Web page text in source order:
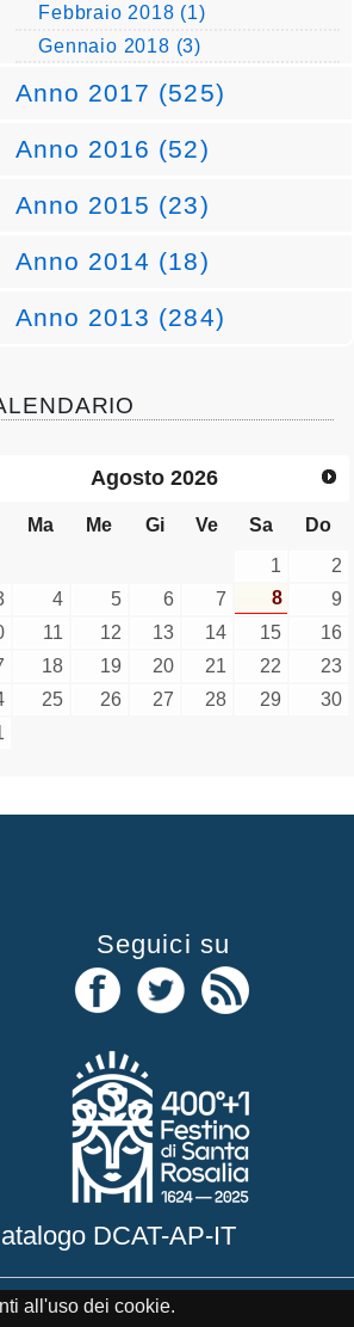
Febbraio 2018 (1)
Gennaio 2018 (3)
Anno 2017 (525)
Anno 2016 (52)
Anno 2015 (23)
Anno 2014 (18)
Anno 2013 (284)
Agosto 2026
Ma Me Gi Ve Sa Do
1
2
4 5 6 7 8
9
11 12 13 14 15
16
18 19 20 21 22
23
25 26 27 28 29
30
DCAT-AP-IT
Seguici su
all'uso dei cookie.